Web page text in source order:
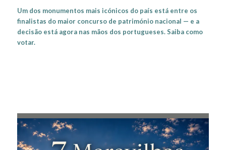
Um dos monumentos mais icónicos do país está entre os
finalistas do maior concurso de património nacional — e a
decisão está agora nas mãos dos portugueses. Saiba como
votar.